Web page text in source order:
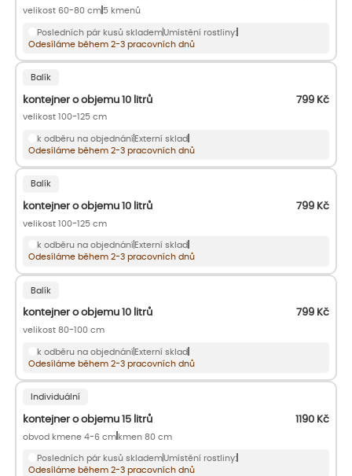
velikost 60-80 cm 5 kmenů
Posledních pár kusů sklademUmístění rostliny:
Odesíláme během 2-3 pracovních dnů
Balík
kontejner o objemu 10 litrů 799 Kč
velikost 100-125 cm
k odběru na objednání Externí sklad
Odesíláme během 2-3 pracovních dnů
Balík
kontejner o objemu 10 litrů 799 Kč
velikost 100-125 cm
k odběru na objednání Externí sklad
Odesíláme během 2-3 pracovních dnů
Balík
kontejner o objemu 10 litrů 799 Kč
velikost 80-100 cm
k odběru na objednání Externí sklad
Odesíláme během 2-3 pracovních dnů
Individuální
kontejner o objemu 15 litrů 1190 Kč
obvod kmene 4-6 cm kmen 80 cm
Posledních pár kusů sklademUmístění rostliny:
Odesíláme během 2-3 pracovních dnů